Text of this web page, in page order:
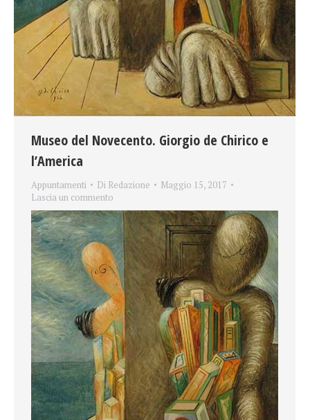
Museo del Novecento. Giorgio de Chirico e
l’America
Appuntamenti Di Redazione
Maggio 15, 2017
Lascia un commento